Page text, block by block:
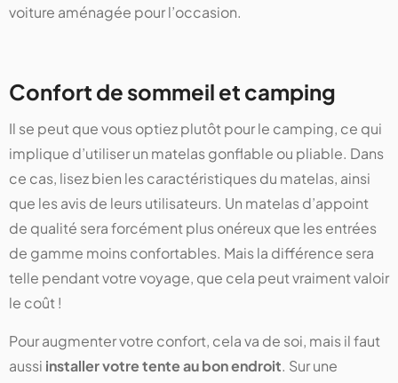
voiture aménagée pour l’occasion.
Confort de sommeil et camping
Il se peut que vous optiez plutôt pour le camping, ce qui
implique d’utiliser un matelas gonflable ou pliable. Dans
ce cas, lisez bien les caractéristiques du matelas, ainsi
que les avis de leurs utilisateurs. Un matelas d’appoint
de qualité sera forcément plus onéreux que les entrées
de gamme moins confortables. Mais la différence sera
telle pendant votre voyage, que cela peut vraiment valoir
le coût !
Pour augmenter votre confort, cela va de soi, mais il faut
aussi installer votre tente au bon endroit. Sur une